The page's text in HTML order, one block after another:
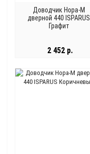
Доводчик Нора-М
дверной 440 ISPARUS
Графит
2 452 р.